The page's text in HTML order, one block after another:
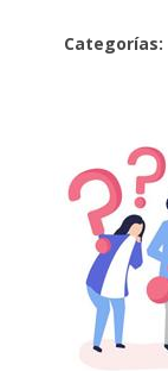
Categorías: